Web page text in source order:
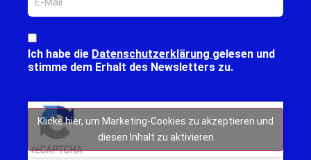
Ich habe die Datenschutzerklärung gelesen und
stimme dem Erhalt des Newsletters zu.
Klicke hier, um Marketing-Cookies zu akzeptieren und
diesen Inhalt zu aktivieren